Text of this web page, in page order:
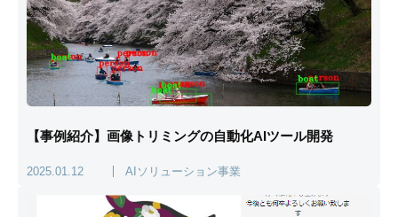
【事例紹介】画像トリミングの自動化AIツール開発
2025.01.12 AIソリューション事業